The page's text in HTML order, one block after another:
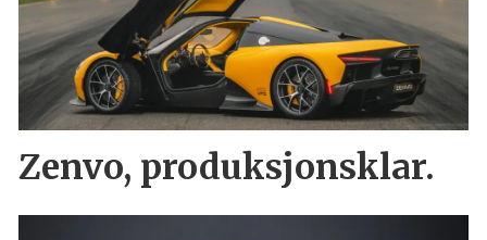
Zenvo, produksjonsklar.